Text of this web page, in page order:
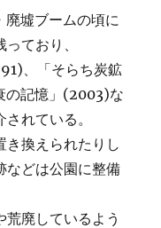
墟ブームの頃に
ており、
、「そらち炭鉱
の記憶」(2003)な
れている。
き換えられたりし
などは公園に整備
廃しているよう